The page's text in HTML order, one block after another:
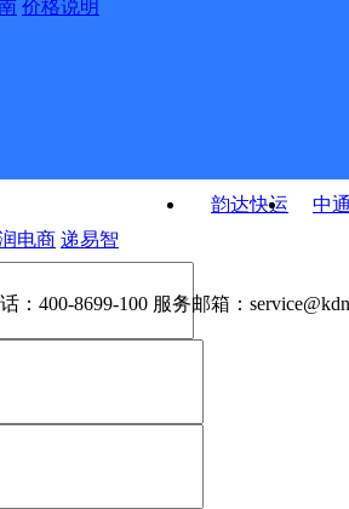
价格说明
韵达快运
中
服务协议
电商 递易智
： 400-8699-100 服务邮箱：